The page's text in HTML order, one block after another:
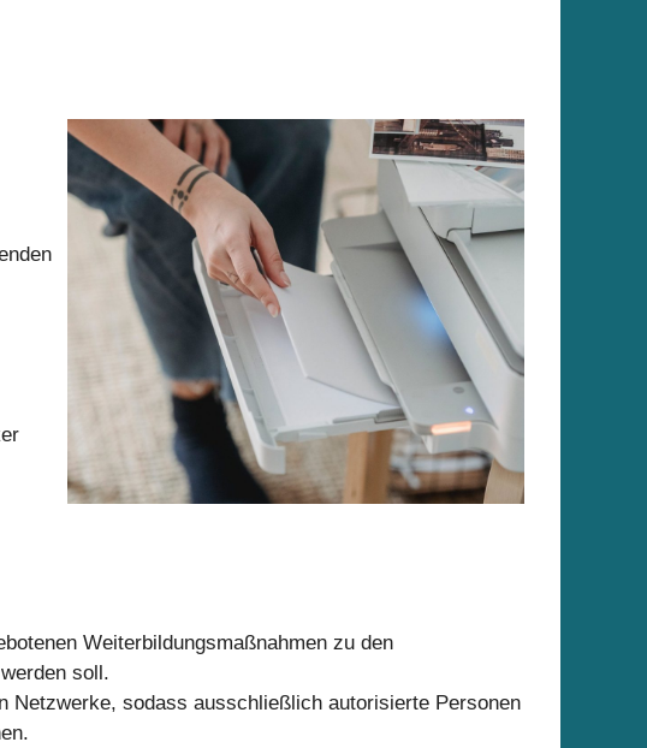
Weiterbildungsmaßnahmen zu den
soll.
Netzwerke, sodass ausschließlich autorisierte Personen